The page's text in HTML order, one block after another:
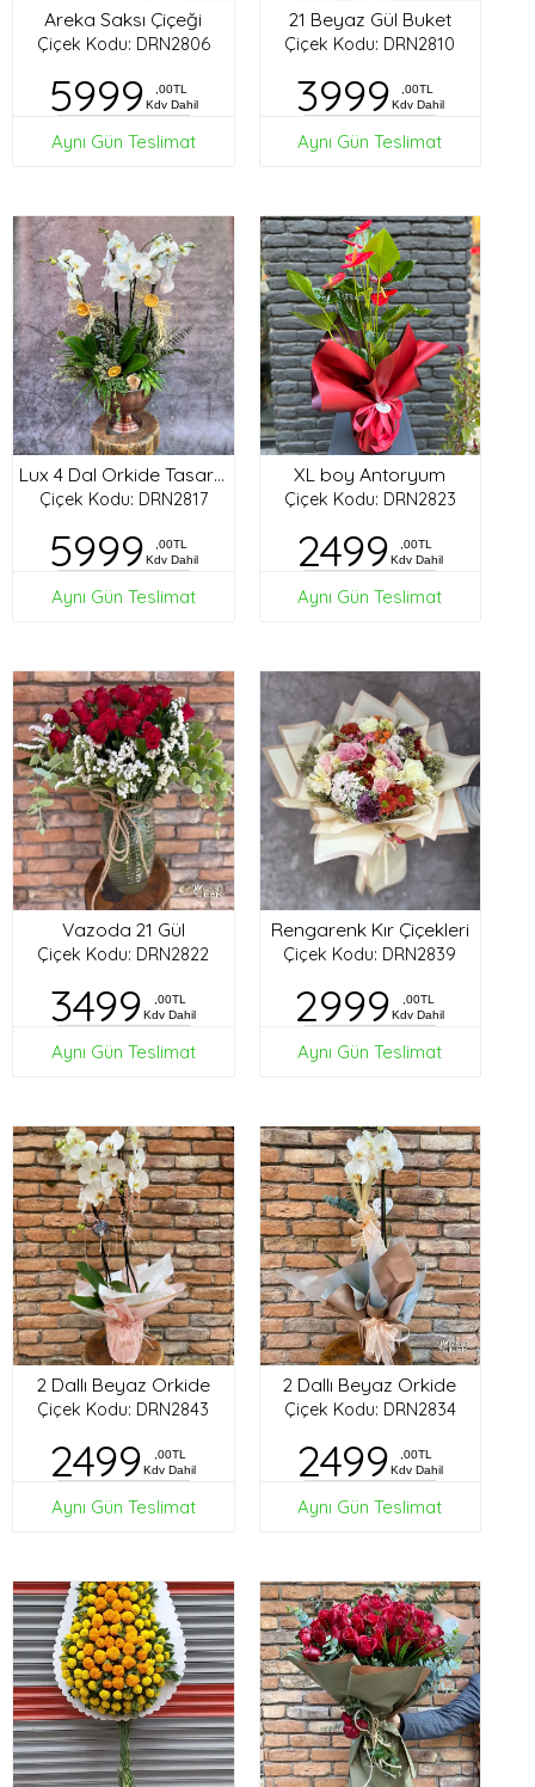
Areka Saksı Çiçeği
Çiçek Kodu: DRN2806
5999
,00TL
Kdv Dahil
Aynı Gün Teslimat
21 Beyaz Gül Buket
Çiçek Kodu: DRN2810
3999
,00TL
Kdv Dahil
Aynı Gün Teslimat
Lux 4 Dal Orkide Tasarım
Çiçek Kodu: DRN2817
5999
,00TL
Kdv Dahil
Aynı Gün Teslimat
XL boy Antoryum
Çiçek Kodu: DRN2823
2499
,00TL
Kdv Dahil
Aynı Gün Teslimat
Vazoda 21 Gül
Çiçek Kodu: DRN2822
3499
,00TL
Kdv Dahil
Aynı Gün Teslimat
Rengarenk Kır Çiçekleri
Çiçek Kodu: DRN2839
2999
,00TL
Kdv Dahil
Aynı Gün Teslimat
2 Dallı Beyaz Orkide
Çiçek Kodu: DRN2843
2499
,00TL
Kdv Dahil
Aynı Gün Teslimat
2 Dallı Beyaz Orkide
Çiçek Kodu: DRN2834
2499
,00TL
Kdv Dahil
Aynı Gün Teslimat